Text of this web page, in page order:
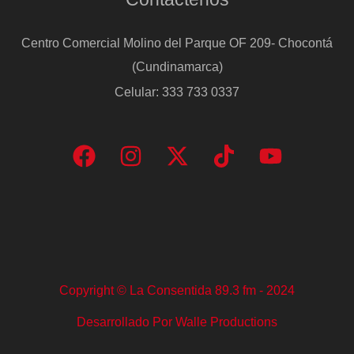
Centro Comercial Molino del Parque OF 209- Chocontá
(Cundinamarca)
Celular: 333 733 0337
Copyright © La Consentida 89.3 fm - 2024
Desarrollado Por Walle Productions